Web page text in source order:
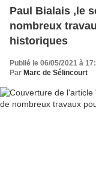
Paul Bialais ,le
nombreux
historiques
Publié le 06/05/2021 à
Par Marc de Sélincourt